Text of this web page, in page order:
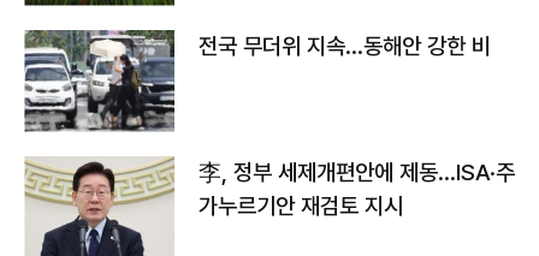
전국 무더위 지속…동해안 강한 비
李, 정부 세제개편안에 제동…ISA·주
가누르기안 재검토 지시